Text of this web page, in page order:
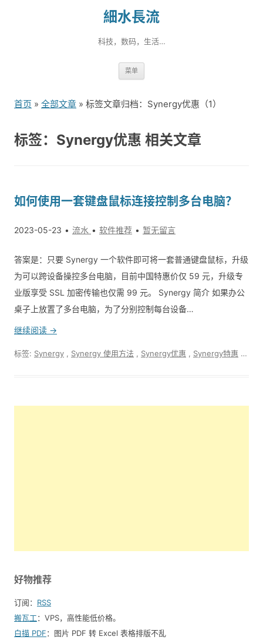
細水長流
科技，数码，生活…
菜单
到
首页 » 全部文章 » 标签文章归档：Synergy优惠（1）
标签：Synergy优惠 相关文章
如何使用一套键盘鼠标连接控制多台电脑？
2023-05-23 流水 软件推荐 暂无留言
答案是：只要 Synergy 一个软件即可将一套普通键盘鼠标，升级
为可以跨设备操控多台电脑，目前中国特惠价仅 59 元，升级专
业版享受 SSL 加密传输也仅需 99 元。 Synergy 简介 如果办公
桌子上放置了多台电脑，为了分别控制每台设备…
继续阅读 →
标签: Synergy Synergy 使用方法 Synergy优惠 Synergy特惠 键盘
好物推荐
订阅： RSS
搬瓦工：VPS，高性能低价格。️
白描 PDF：图片 PDF 转 Excel 表格排版不乱